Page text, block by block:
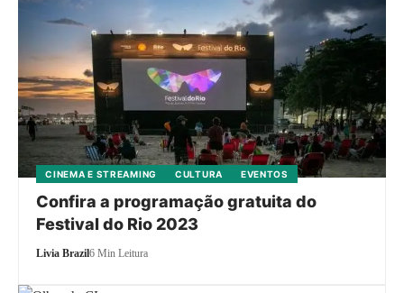
CINEMA E STREAMING CULTURA EVENTOS
Confira a programação gratuita do
Festival do Rio 2023
Livia Brazil6 Min Leitura